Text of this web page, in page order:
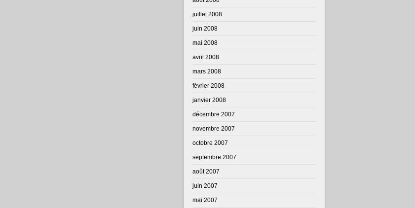
juillet 2008
juin 2008
mai 2008
avril 2008
mars 2008
février 2008
janvier 2008
décembre 2007
novembre 2007
octobre 2007
septembre 2007
août 2007
juin 2007
mai 2007